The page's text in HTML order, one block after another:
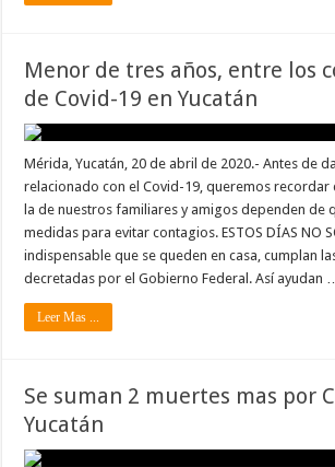
Menor de tres años, entre los
de Covid-19 en Yucatán
Mérida, Yucatán, 20 de abril de 2020.- Antes de
relacionado con el Covid-19, queremos recordar
la de nuestros familiares y amigos dependen de
medidas para evitar contagios. ESTOS DÍAS NO
indispensable que se queden en casa, cumplan
decretadas por el Gobierno Federal. Así ayudan
Leer Mas ...
Se suman 2 muertes mas por
Yucatán